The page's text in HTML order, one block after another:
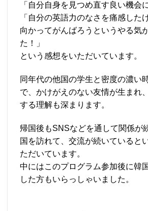
「自分自身を見つめ直す良い機会
「自分の英語力のなさを痛感した
向かってがんばろうというやる気
た！」
という感想をいただいています。
同年代の他国の学生と密度の濃い
で、かけがえのない友情が生まれ
する理解も深まります。
帰国後もSNSなどを通して関係が
国を訪れて、交流が続いていると
ただいています。
中にはこのプログラム参加後に韓
した方もいらっしゃいました。